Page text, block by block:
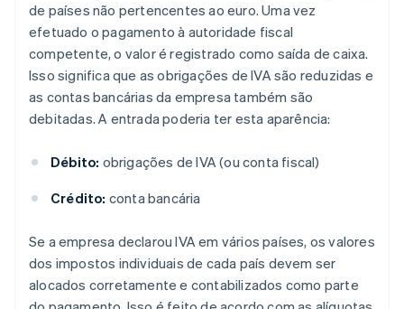
de países não pertencentes ao euro. Uma vez
efetuado o pagamento à autoridade fiscal
competente, o valor é registrado como saída de caixa.
Isso significa que as obrigações de IVA são reduzidas e
as contas bancárias da empresa também são
debitadas. A entrada poderia ter esta aparência:
Débito: obrigações de IVA (ou conta fiscal)
Crédito: conta bancária
Se a empresa declarou IVA em vários países, os valores
dos impostos individuais de cada país devem ser
alocados corretamente e contabilizados como parte